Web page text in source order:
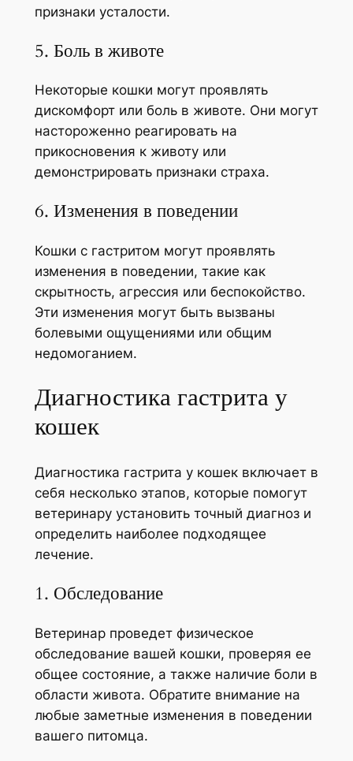
признаки усталости.
5. Боль в животе
Некоторые кошки могут проявлять
дискомфорт или боль в животе. Они могут
настороженно реагировать на
прикосновения к животу или
демонстрировать признаки страха.
6. Изменения в поведении
Кошки с гастритом могут проявлять
изменения в поведении, такие как
скрытность, агрессия или беспокойство.
Эти изменения могут быть вызваны
болевыми ощущениями или общим
недомоганием.
Диагностика гастрита у
кошек
Диагностика гастрита у кошек включает в
себя несколько этапов, которые помогут
ветеринару установить точный диагноз и
определить наиболее подходящее
лечение.
1. Обследование
Ветеринар проведет физическое
обследование вашей кошки, проверяя ее
общее состояние, а также наличие боли в
области живота. Обратите внимание на
любые заметные изменения в поведении
вашего питомца.